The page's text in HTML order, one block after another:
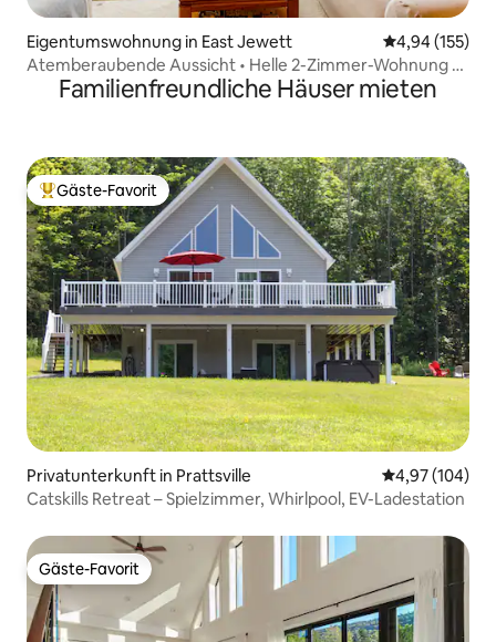
Eigentumswohnung in East Jewett
4,94 (155)
Atemberaubende Aussicht • Helle 2-Zimmer-Wohnung •
Pool • In der Nähe von Bauernhöfen • Seen • Bauernhof
Familienfreundliche Häuser mieten
Beliebter Gäste-Favorit.
Gäste-Favorit
Privatunterkunft in Prattsville
4,97 (104)
Catskills Retreat – Spielzimmer, Whirlpool, EV-Ladestation
Gäste-Favorit
Gäste-Favorit